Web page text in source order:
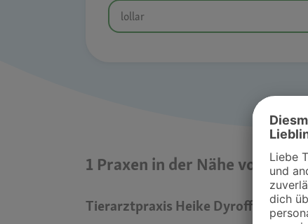
1 Praxen in der Nähe von lollar
Tierarztpraxis Heike Dyroff